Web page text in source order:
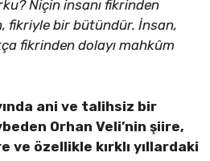
Niçin insanı fikrinden
fikriyle bir bütündür. İnsan,
fikrinden dolayı mahkûm
ani ve talihsiz bir
Orhan Veli’nin şiire,
ve özellikle kırklı yıllardaki